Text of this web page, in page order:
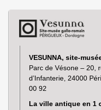
VESUNNA, site-
Parc de Vésone – 20,
d’Infanterie, 24000
00 92
La ville antique en 1